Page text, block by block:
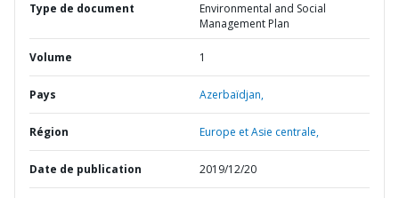
Type de document
Environmental and Social
Management Plan
Volume 1
Pays Azerbaïdjan,
Région Europe et Asie centrale,
Date de publication 2019/12/20